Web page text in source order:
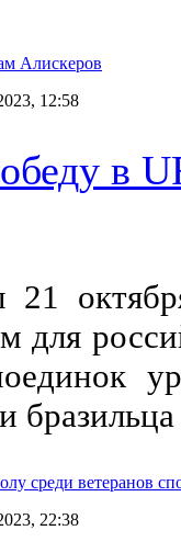
Алискеров
12:58
для
среди ветеранов
22:38